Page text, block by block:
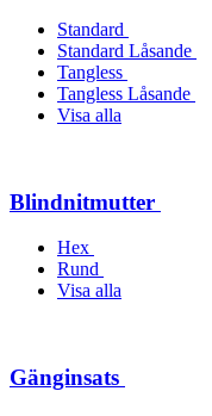
Standard
Standard Låsande
Tangless
Tangless Låsande
Visa alla
Blindnitmutter
Hex
Rund
Visa alla
Gänginsats